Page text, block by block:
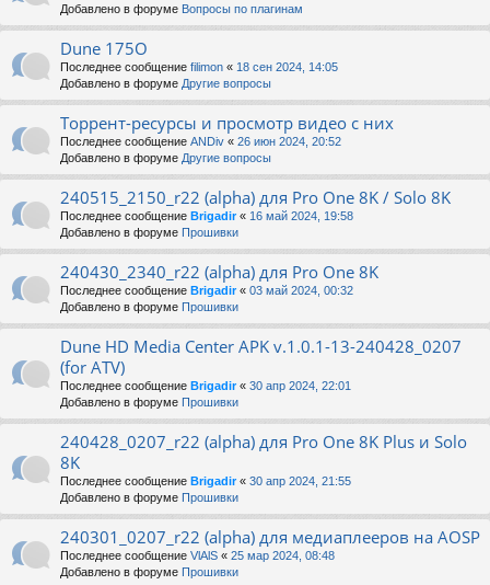
Добавлено в форуме Вопросы по плагинам
Dune 175O
Последнее сообщение filimon « 18 сен 2024, 14:05
Добавлено в форуме Другие вопросы
Торрент-ресурсы и просмотр видео с них
Последнее сообщение ANDiv « 26 июн 2024, 20:52
Добавлено в форуме Другие вопросы
240515_2150_r22 (alpha) для Pro One 8K / Solo 8K
Последнее сообщение Brigadir« 16 май 2024, 19:58
Добавлено в форуме Прошивки
240430_2340_r22 (alpha) для Pro One 8K
Последнее сообщение Brigadir« 03 май 2024, 00:32
Добавлено в форуме Прошивки
Dune HD Media Center APK v.1.0.1-13-240428_0207
(for ATV)
Последнее сообщение Brigadir« 30 апр 2024, 22:01
Добавлено в форуме Прошивки
240428_0207_r22 (alpha) для Pro One 8K Plus и Solo
8K
Последнее сообщение Brigadir« 30 апр 2024, 21:55
Добавлено в форуме Прошивки
240301_0207_r22 (alpha) для медиаплееров на AOSP
Последнее сообщение VlAlS « 25 мар 2024, 08:48
Добавлено в форуме Прошивки